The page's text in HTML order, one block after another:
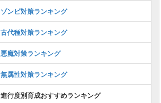
ゾンビ対策ランキング
古代種対策ランキング
悪魔対策ランキング
無属性対策ランキング
進行度別育成おすすめランキング